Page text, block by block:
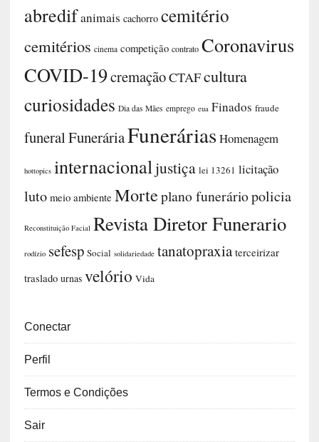
abredifanimais cachorro cemitério
cemitérios cinema competição contrato Coronavirus
COVID-19cremaçãoCTAFcultura
curiosidades Dia das Mães emprego eua Finados fraude
funeralFuneráriaFuneráriasHomenagem
hottopics internacionaljustiça lei 13261 licitação
luto meio ambiente Morteplano funeráriopolicia
Reconstituição Facial Revista Diretor Funerario
rodízio sefesp Social solidariedade tanatopraxia terceirizar
traslado urnas velório Vida
Conectar
Perfil
Termos e Condições
Sair